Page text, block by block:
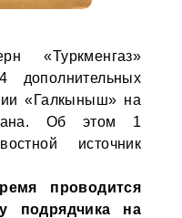
«Туркменгаз»
дополнительных
«Галкыныш» на
Об этом 1
источник
проводится
подрядчика на